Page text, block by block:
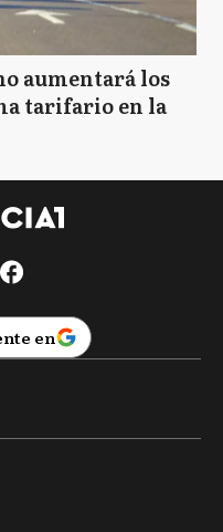
aumentará los
tarifario en la
en